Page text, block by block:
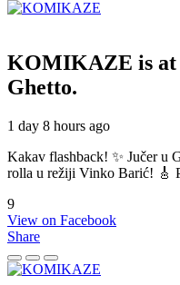
KOMIKAZE is
Ghetto.
1 day 8 hours ago
Kakav flashback! ✨ Jučer u
rolla u režiji Vinko Barić! 🎸
9
View on Facebook
Share